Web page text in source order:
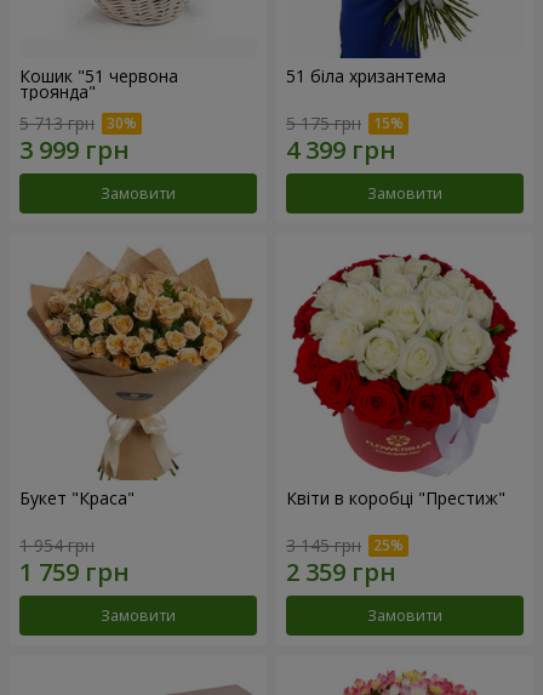
Кошик "51 червона
троянда"
5 713 грн
Замовити
51 біла хризантема
5 175 грн
Замовити
Букет "Краса"
1 954 грн
Замовити
Квіти в коробці "Престиж"
3 145 грн
Замовити